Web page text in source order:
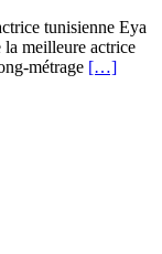
tunisienne Eya
meilleure actrice
métrage […]